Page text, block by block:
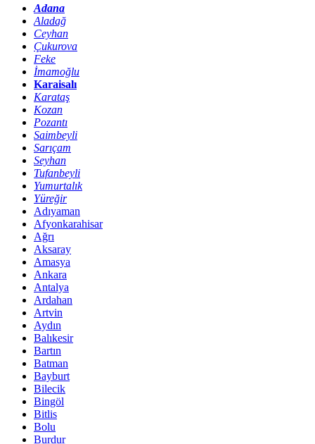
Adana
Aladağ
Ceyhan
Çukurova
Feke
İmamoğlu
Karaisalı
Karataş
Kozan
Pozantı
Saimbeyli
Sarıçam
Seyhan
Tufanbeyli
Yumurtalık
Yüreğir
Adıyaman
Afyonkarahisar
Ağrı
Aksaray
Amasya
Ankara
Antalya
Ardahan
Artvin
Aydın
Balıkesir
Bartın
Batman
Bayburt
Bilecik
Bingöl
Bitlis
Bolu
Burdur